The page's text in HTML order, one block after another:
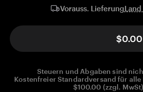
Vorauss. Lieferung
$0.00
Steuern und Abgaben sind
Kostenfreier Standardversand für
$100.00 (zzgl.